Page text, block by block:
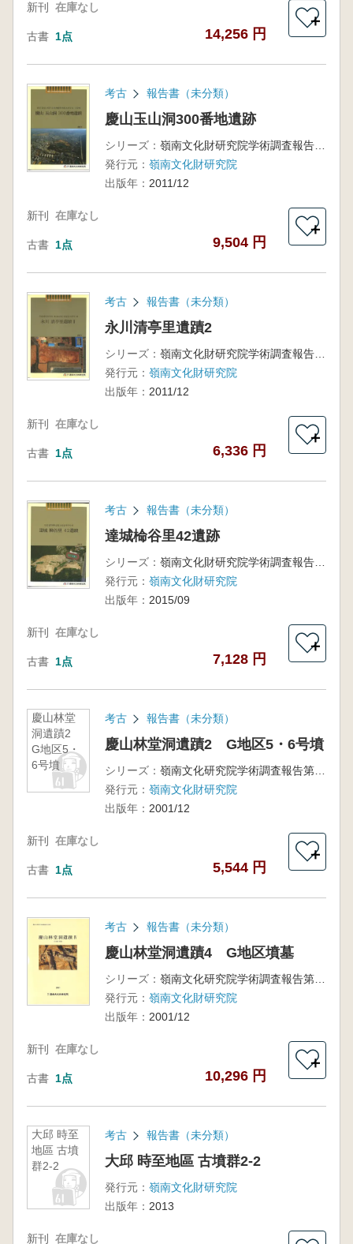
新刊 在庫なし
古書 1点 14,256 円
＋
考古 報告書（未分類）
慶山玉山洞300番地遺跡
シリーズ：
嶺南文化財研究院学術調査報告第190冊
発行元： 嶺南文化財研究院
出版年： 2011/12
新刊 在庫なし
古書 1点 9,504 円
＋
考古 報告書（未分類）
永川清亭里遺蹟2
シリーズ：
嶺南文化財研究院学術調査報告第189冊
発行元： 嶺南文化財研究院
出版年： 2011/12
新刊 在庫なし
古書 1点 6,336 円
＋
考古 報告書（未分類）
達城椧谷里42遺跡
シリーズ：
嶺南文化財研究院学術調査報告第222冊
発行元： 嶺南文化財研究院
出版年： 2015/09
新刊 在庫なし
古書 1点 7,128 円
＋
慶山林堂
洞遺蹟2
G地区5・
6号墳
考古 報告書（未分類）
慶山林堂洞遺蹟2 G地区5・6号墳
シリーズ：
嶺南文化研究院学術調査報告第34冊
発行元： 嶺南文化財研究院
出版年： 2001/12
新刊 在庫なし
古書 1点 5,544 円
＋
考古 報告書（未分類）
慶山林堂洞遺蹟4 G地区墳墓
シリーズ：
嶺南文化研究院学術調査報告第36冊
発行元： 嶺南文化財研究院
出版年： 2001/12
新刊 在庫なし
古書 1点 10,296 円
＋
大邱 時至
地區 古墳
群2-2
考古 報告書（未分類）
大邱 時至地區 古墳群2-2
発行元： 嶺南文化財研究院
出版年： 2013
新刊 在庫なし